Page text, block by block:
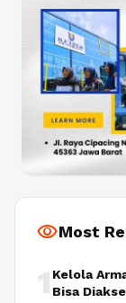
visibilityMost
1 Kelola
Bisa